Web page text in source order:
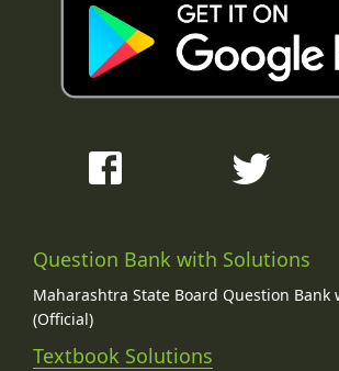
Question Bank with Solutions
Maharashtra State Board Question Bank
(Official)
Textbook Solutions